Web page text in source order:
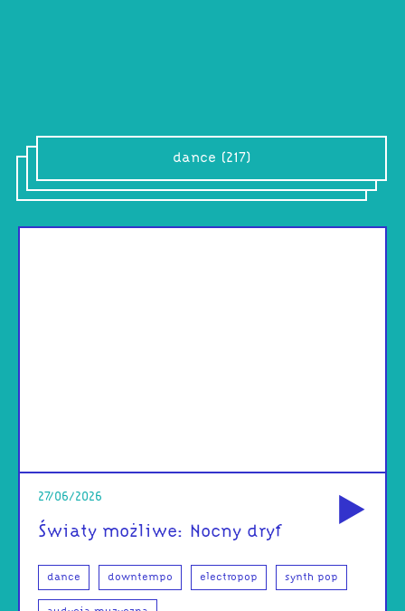
dance (217)
27/06/2026
Światy możliwe: Nocny dryf
dance downtempo electropop synth pop